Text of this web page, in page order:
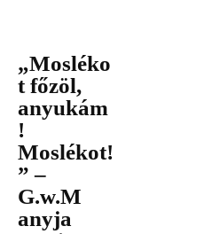
„Mosléko
t főzöl,
anyukám
!
Moslékot!
” –
G.w.M
anyja